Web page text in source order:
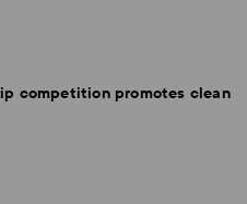
competition promotes clean